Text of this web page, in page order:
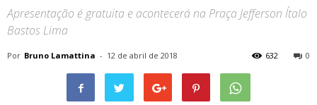
Apresentação é gratuita e acontecerá na Praça Jefferson Ítalo
Bastos Lima
Por Bruno Lamattina - 12 de abril de 2018 0
632